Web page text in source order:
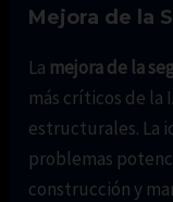
Mejora de la
La mejora de la
más críticos de la
estructurales. La
problemas
construcción y